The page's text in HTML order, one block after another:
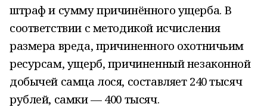
штраф и сумму причинённого ущерба. В
соответствии с методикой исчисления
размера вреда, причиненного охотничьим
ресурсам, ущерб, причиненный незаконной
добычей самца лося, составляет 240 тысяч
рублей, самки — 400 тысяч.